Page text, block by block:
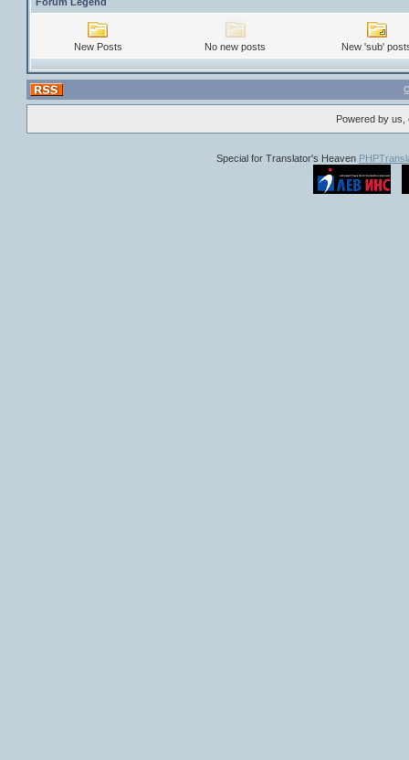
New Posts No new posts New 'sub'
Powered by
Special for Translator's Heaven